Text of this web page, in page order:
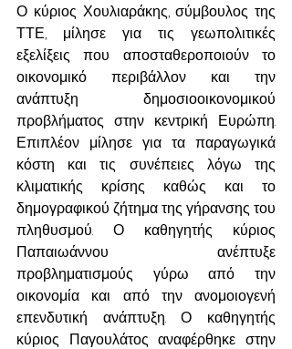
Ο κύριος Χουλιαράκης, σύμβουλος της
ΤΤΕ, μίλησε για τις γεωπολιτικές
εξελίξεις που αποσταθεροποιούν το
οικονομικό περιβάλλον και την
ανάπτυξη δημοσιοοικονομικού
προβλήματος στην κεντρική Ευρώπη.
Επιπλέον μίλησε για τα παραγωγικά
κόστη και τις συνέπειες λόγω της
κλιματικής κρίσης καθώς και το
δημογραφικού ζήτημα της γήρανσης του
πληθυσμού. Ο καθηγητής κύριος
Παπαιωάννου ανέπτυξε
προβληματισμούς γύρω από την
οικονομία και από την ανομοιογενή
επενδυτική ανάπτυξη. Ο καθηγητής
κύριος Παγουλάτος αναφέρθηκε στην